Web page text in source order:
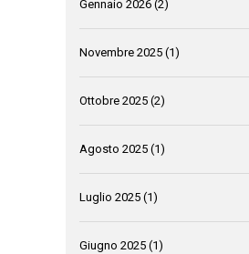
Gennaio 2026 (2)
Novembre 2025 (1)
Ottobre 2025 (2)
Agosto 2025 (1)
Luglio 2025 (1)
Giugno 2025 (1)